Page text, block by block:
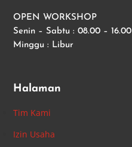
OPEN WORKSHOP
Senin – Sabtu : 08.00 – 16.00
Minggu : Libur
Halaman
Tim Kami
Izin Usaha